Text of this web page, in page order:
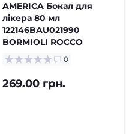
AMERICA Бокал для
лікера 80 мл
122146BAU021990
BORMIOLI ROCCO
0
269.00 грн.